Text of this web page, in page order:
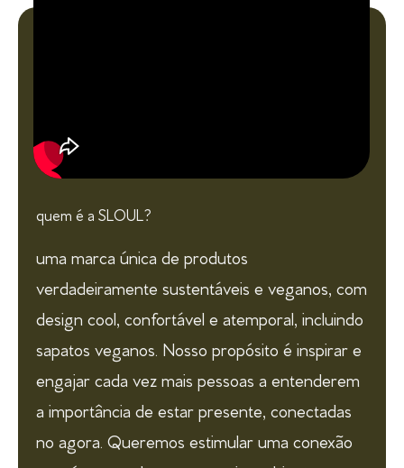
quem é a SLOUL?
uma marca única de produtos
verdadeiramente sustentáveis e veganos, com
design cool, confortável e atemporal, incluindo
sapatos veganos. Nosso propósito é inspirar e
engajar cada vez mais pessoas a entenderem
a importância de estar presente, conectadas
no agora. Queremos estimular uma conexão